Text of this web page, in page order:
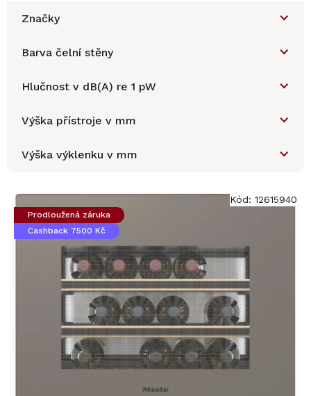
Značky
Barva čelní stěny
Hlučnost v dB(A) re 1 pW
Výška přístroje v mm
Výška výklenku v mm
p
Prodloužená záruka
Cashback 7500 Kč
Kód: 12615940